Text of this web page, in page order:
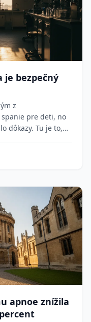
je bezpečný
z
pre deti, no
dôkazy. Tu je to,
apnoe znížila